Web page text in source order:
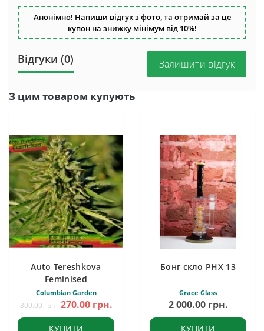
Анонімно! Напиши відгук з фото, та отримай за це
купон на знижку мінімум від 10%!
Відгуки (0) Залишити відгук
З цим товаром купують
Auto Tereshkova
Feminised
Columbian Garden
300.00 грн. 270.00 грн.
КУПИТИ
Бонг скло PHX 13
Grace Glass
2 000.00 грн.
КУПИТИ